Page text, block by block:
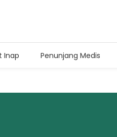
Inap
Inap Penunjang Medis